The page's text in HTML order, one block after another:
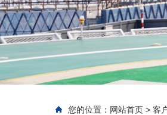
您的位置： 网站首页 > 客